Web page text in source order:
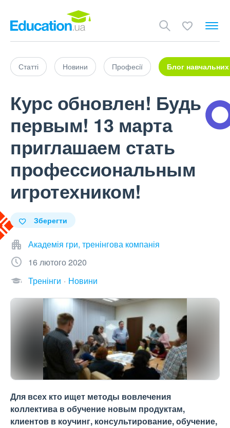
Статті Новини Професії Блог навчальних
Курс обновлен! Будь
первым! 13 марта
приглашаем стать
профессиональным
игротехником!
Зберегти
Академія гри, тренінгова компанія
16 лютого 2020
Тренінги
Новини
Для всех кто ищет методы вовлечения
коллектива в обучение новым продуктам,
клиентов в коучинг, консультирование, обучение,